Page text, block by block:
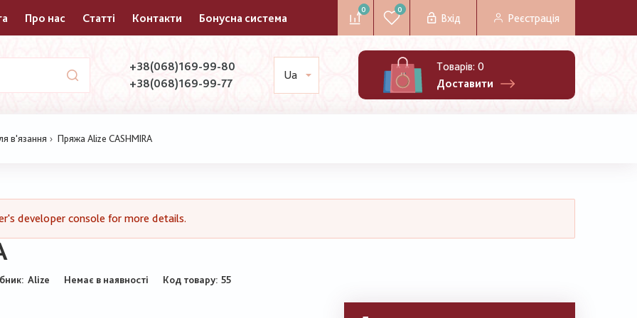
Про нас Статті Контакти Бонусна система
0 0
Вхід Реєстрація
+38(068)169-99-80
+38(068)169-99-77
Ua
Товарів: 0
Доставити
в'язання Пряжа Alize CASHMIRA
developer console for more details.
Alize Немає в наявності Код товару 55